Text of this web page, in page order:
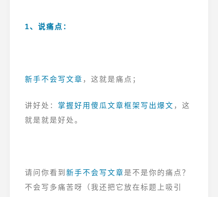
1、说痛点：
新手不会写文章 ，这就是痛点；
讲好处： 掌握好用傻瓜文章框架写出爆文 ，这
就是就是好处。
请问你看到 新手不会写文章是不是你的痛点？
不会写多痛苦呀（我还把它放在标题上吸引